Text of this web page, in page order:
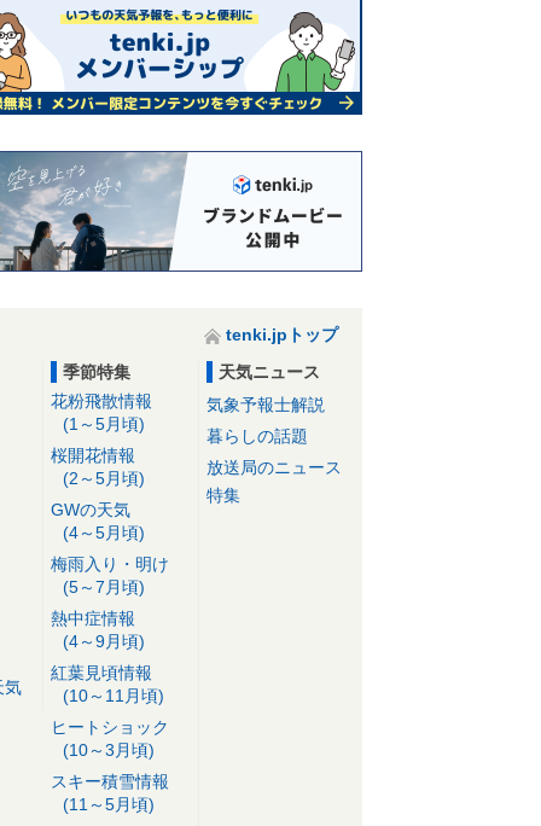
tenki.jpトップ
気
季節特集
花粉飛散情報
(1～5月頃)
桜開花情報
(2～5月頃)
GWの天気
(4～5月頃)
梅雨入り・明け
(5～7月頃)
熱中症情報
(4～9月頃)
紅葉見頃情報
(10～11月頃)
ヒートショック
(10～3月頃)
スキー積雪情報
(11～5月頃)
天気ニュース
気象予報士解説
暮らしの話題
放送局のニュース
特集